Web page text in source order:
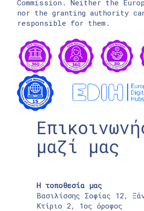
Commission. Neither the
nor the granting authority
responsible for them.
μαζί μας
Η τοποθεσία μας
Βασιλίσσης Σοφίας 12,
Κτίριο 2, 1ος όροφος